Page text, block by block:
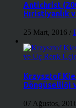
Antichrist
Hıristiyanlık
25 Mart, 2016 /
Krzysztof
Döngüselliği
07 Ağustos,